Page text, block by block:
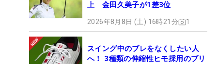
上 金田久美子が1差3位
2026年8月8日 (土) 16時21分 1
スイング中のブレをなくしたい人
へ！ 3種類の伸縮性ヒモ採用のブリ